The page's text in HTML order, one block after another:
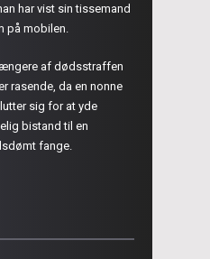
har vist sin tissemand
på mobilen.
af dødsstraffen
rasende, da en nonne
sig for at yde
bistand til en
fange.